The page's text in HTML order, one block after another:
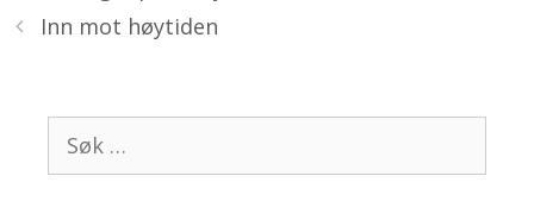
Inn mot høytiden
Søk